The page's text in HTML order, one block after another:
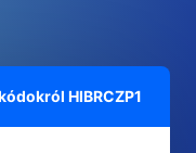
HIBRCZP1